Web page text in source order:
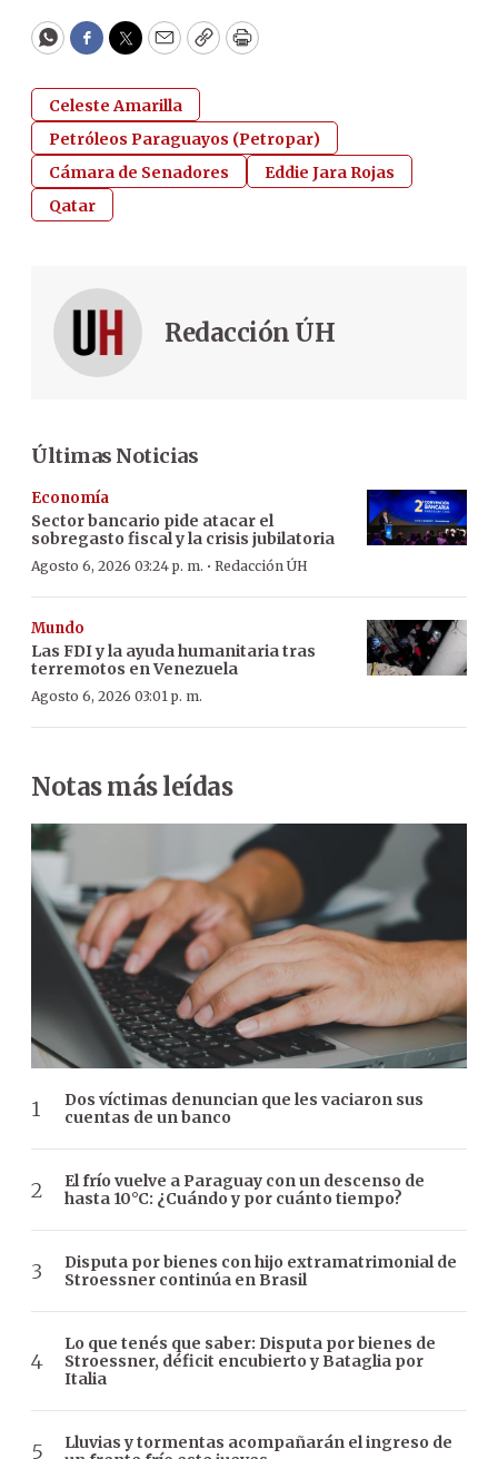
WhatsApp
Facebook
Twitter
EmailCopyPrint
Celeste Amarilla
Petróleos Paraguayos (Petropar)
Cámara de Senadores
Eddie Jara Rojas
Qatar
Redacción ÚH
Últimas Noticias
Economía
Sector bancario pide atacar el
sobregasto fiscal y la crisis jubilatoria
Agosto 6, 2026 03:24 p. m. · Redacción ÚH
Mundo
Las FDI y la ayuda humanitaria tras
terremotos en Venezuela
Agosto 6, 2026 03:01 p. m.
Notas más leídas
Dos víctimas denuncian que les vaciaron sus
cuentas de un banco
El frío vuelve a Paraguay con un descenso de
hasta 10°C: ¿Cuándo y por cuánto tiempo?
Disputa por bienes con hijo extramatrimonial de
Stroessner continúa en Brasil
Lo que tenés que saber: Disputa por bienes de
Stroessner, déficit encubierto y Bataglia por
Italia
Lluvias y tormentas acompañarán el ingreso de